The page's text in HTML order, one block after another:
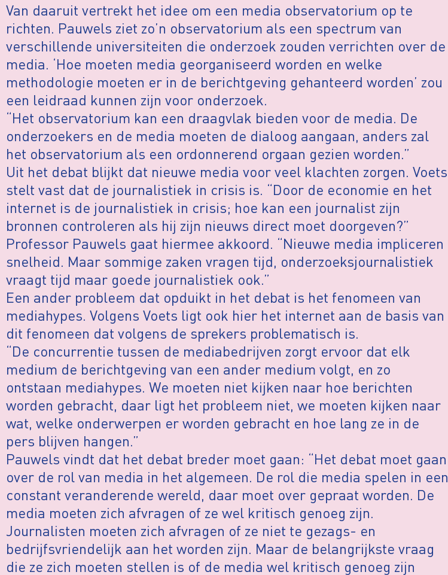
Van daaruit vertrekt het idee om een media observatorium op te
richten. Pauwels ziet zo’n observatorium als een spectrum van
verschillende universiteiten die onderzoek zouden verrichten over de
media. ‘Hoe moeten media georganiseerd worden en welke
methodologie moeten er in de berichtgeving gehanteerd worden’ zou
een leidraad kunnen zijn voor onderzoek.
“Het observatorium kan een draagvlak bieden voor de media. De
onderzoekers en de media moeten de dialoog aangaan, anders zal
het observatorium als een ordonnerend orgaan gezien worden.”
Uit het debat blijkt dat nieuwe media voor veel klachten zorgen. Voets
stelt vast dat de journalistiek in crisis is. “Door de economie en het
internet is de journalistiek in crisis; hoe kan een journalist zijn
bronnen controleren als hij zijn nieuws direct moet doorgeven?”
Professor Pauwels gaat hiermee akkoord. “Nieuwe media impliceren
snelheid. Maar sommige zaken vragen tijd, onderzoeksjournalistiek
vraagt tijd maar goede journalistiek ook.”
Een ander probleem dat opduikt in het debat is het fenomeen van
mediahypes. Volgens Voets ligt ook hier het internet aan de basis van
dit fenomeen dat volgens de sprekers problematisch is.
“De concurrentie tussen de mediabedrijven zorgt ervoor dat elk
medium de berichtgeving van een ander medium volgt, en zo
ontstaan mediahypes. We moeten niet kijken naar hoe berichten
worden gebracht, daar ligt het probleem niet, we moeten kijken naar
wat, welke onderwerpen er worden gebracht en hoe lang ze in de
pers blijven hangen.”
Pauwels vindt dat het debat breder moet gaan: “Het debat moet gaan
over de rol van media in het algemeen. De rol die media spelen in een
constant veranderende wereld, daar moet over gepraat worden. De
media moeten zich afvragen of ze wel kritisch genoeg zijn.
Journalisten moeten zich afvragen of ze niet te gezags- en
bedrijfsvriendelijk aan het worden zijn. Maar de belangrijkste vraag
die ze zich moeten stellen is of de media wel kritisch genoeg zijn